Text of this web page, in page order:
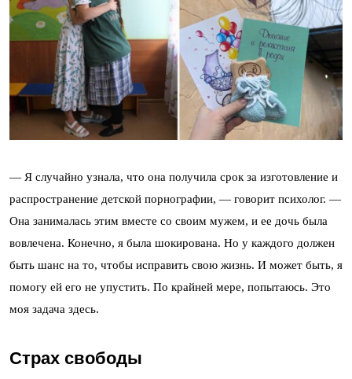
— Я случайно узнала, что она получила срок за изготовление и
распространение детской порнографии, — говорит психолог. —
Она занималась этим вместе со своим мужем, и ее дочь была
вовлечена. Конечно, я была шокирована. Но у каждого должен
быть шанс на то, чтобы исправить свою жизнь. И может быть, я
помогу ей его не упустить. По крайней мере, попытаюсь. Это
моя задача здесь.
Страх свободы